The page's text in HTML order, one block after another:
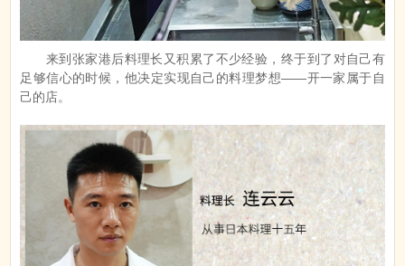
来到张家港后料理长又积累了不少经验，终于到了对自己有
足够信心的时候，他决定实现自己的料理梦想——开一家属于自
己的店。